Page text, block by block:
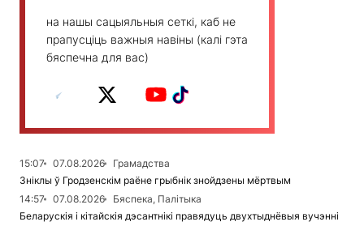
на нашы сацыяльныя сеткі, каб не
прапусціць важныя навіны (калі гэта
бяспечна для вас)
15:07 07.08.2026
Грамадства
Зніклы ў Гродзенскім раёне грыбнік знойдзены мёртвым
14:57
07.08.2026
Бяспека, Палітыка
Беларускія і кітайскія дэсантнікі правядуць двухтыднёвыя вучэнні